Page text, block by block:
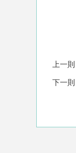
上一則
下一則